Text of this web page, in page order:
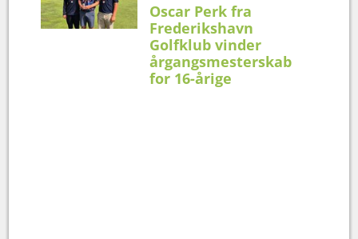
Oscar Perk fra
Frederikshavn
Golfklub vinder
årgangsmesterskab
for 16-årige